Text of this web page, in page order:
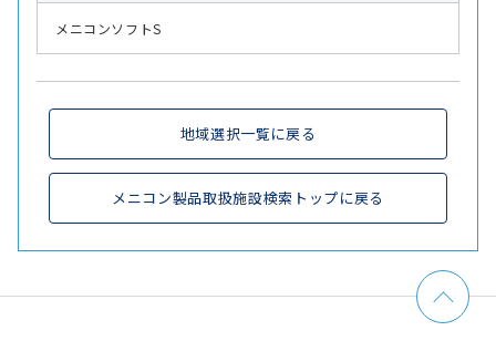
メニコンソフトS
地域選択一覧に戻る
メニコン製品取扱施設検索トップに戻る